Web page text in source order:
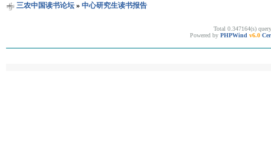
三农中国读书论坛» 中心研究生读书报告
Total 0.347164(s)
Powered by PHPWind v6.0